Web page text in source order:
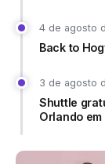
4 de agosto
Back to
3 de agosto
Shuttle
Orlando